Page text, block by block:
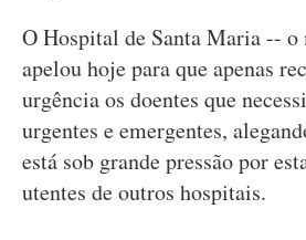
O Hospital de Santa Maria --
apelou hoje para que apenas
urgência os doentes que
urgentes e emergentes,
está sob grande pressão por
utentes de outros hospitais.